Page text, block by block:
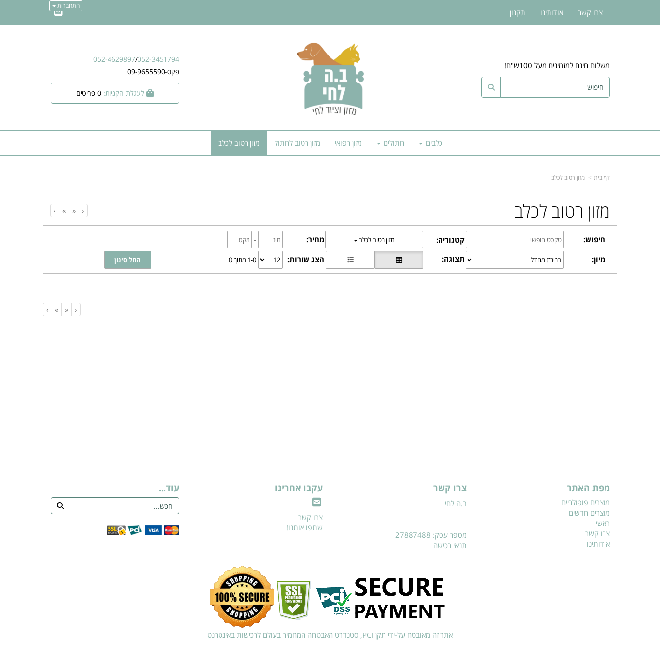
התחברות
משלוח חינם למזמינים מעל 100ש"ח!
052-4629897/052-3451794
פקס-09-9655590
0
כלבים חתולים מזון רפואי מזון רטוב לחתול מזון רטוב לכלב
צרו קשר אודותינו תקנון
דף בית מזון רטוב לכלב
מזון רטוב לכלב ‹
«
»
›
חיפוש: קטגוריה: מזון רטוב לכלב מחיר: -
מיון: תצוגה: הצג שורות: 1-0 מתוך 0
‹
«
»
›
מפת האתר
מוצרים פופולריים
מוצרים חדשים
ראשי
צרו קשר
אודותינו
צרו קשר
ב.ה לחי
מספר עסק: 27887488
תנאי רכישה
עקבו אחרינו
צרו קשר
שתפו אותנו!
עוד...
אתר זה מאובטח על-ידי תקן PCI, סטנדרט האבטחה המחמיר בעולם לרכישות באינטרנט